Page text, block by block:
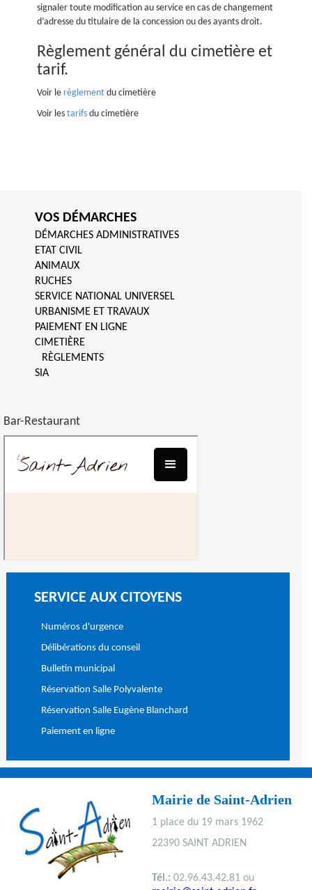
signaler toute modification au service en cas de changement
d’adresse du titulaire de la concession ou des ayants droit.
Règlement général du cimetière et
tarif.
Voir le règlement du cimetière
Voir lestarifs du cimetière
VOS DÉMARCHES
DÉMARCHES ADMINISTRATIVES
ETAT CIVIL
ANIMAUX
RUCHES
SERVICE NATIONAL UNIVERSEL
URBANISME ET TRAVAUX
PAIEMENT EN LIGNE
CIMETIÈRE
RÈGLEMENTS
SIA
Bar-Restaurant
SERVICE AUX CITOYENS
Numéros d'urgence
Délibérations du conseil
Bulletin municipal
Réservation Salle Polyvalente
Réservation Salle Eugène Blanchard
Paiement en ligne
Mairie de Saint-Adrien
1 place du 19 mars 1962
22390 SAINT ADRIEN
Tél.: 02.96.43.42.81 ou